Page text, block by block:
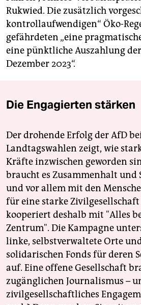
Rukwied. Die zusätzlich
kontrollaufwendigen“ Öko-
gefährdeten „eine
eine pünktliche Auszahlung
Dezember 2023“.
Die Engagierten stärken
Der drohende Erfolg der AfD
Landtagswahlen zeigt, wie
Kräfte inzwischen geworden
braucht es Zusammenhalt und
und vor allem mit den
für eine starke Zivilgesellschaft
kooperiert deshalb mit "Alles
Zentrum". Die Kampagne
linke, selbstverwaltete Orte
solidarischen Fonds für deren
auf. Eine offene Gesellschaft
zugänglichen Journalismus –
zivilgesellschaftliches